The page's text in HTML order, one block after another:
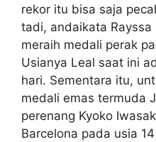
rekor itu bisa saja
tadi, andaikata
meraih medali perak
Usianya Leal saat ini
hari. Sementara itu,
medali emas termuda
perenang Kyoko
Barcelona pada usia